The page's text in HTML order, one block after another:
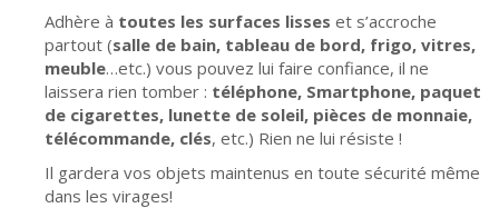
Adhère à toutes les surfaces lisses et s’accroche
partout (salle de bain, tableau de bord, frigo, vitres,
meuble…etc.) vous pouvez lui faire confiance, il ne
laissera rien tomber : téléphone, Smartphone, paquet
de cigarettes, lunette de soleil, pièces de monnaie,
télécommande, clés, etc.) Rien ne lui résiste !
Il gardera vos objets maintenus en toute sécurité même
dans les virages!